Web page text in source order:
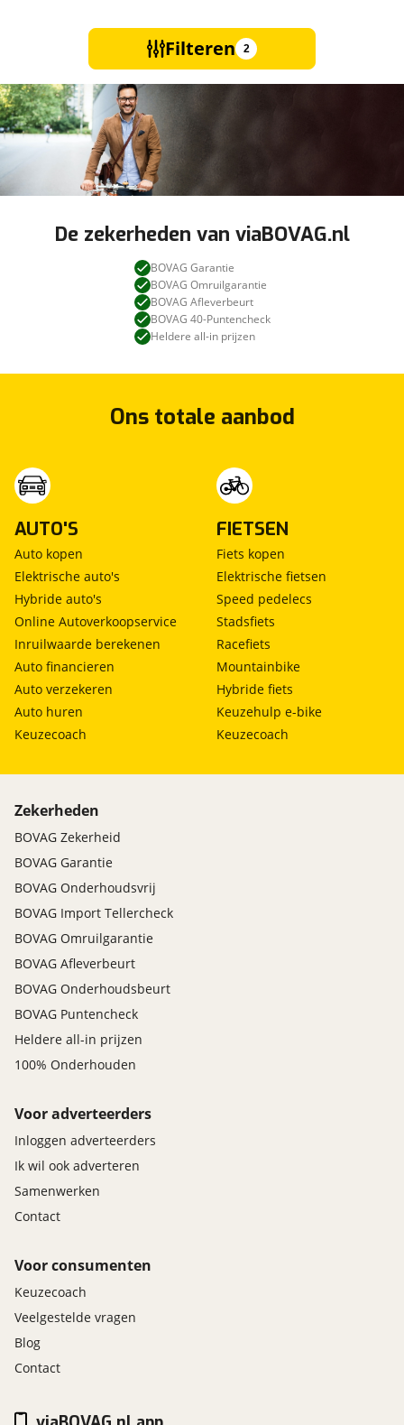
Filteren 2
De zekerheden van viaBOVAG.nl
BOVAG Garantie
BOVAG Omruilgarantie
BOVAG Afleverbeurt
BOVAG 40-Puntencheck
Heldere all-in prijzen
Ons totale aanbod
AUTO'S
Auto kopen
Elektrische auto's
Hybride auto's
Online Autoverkoopservice
Inruilwaarde berekenen
Auto financieren
Auto verzekeren
Auto huren
Keuzecoach
FIETSEN
Fiets kopen
Elektrische fietsen
Speed pedelecs
Stadsfiets
Racefiets
Mountainbike
Hybride fiets
Keuzehulp e-bike
Keuzecoach
Zekerheden
BOVAG Zekerheid
BOVAG Garantie
BOVAG Onderhoudsvrij
BOVAG Import Tellercheck
BOVAG Omruilgarantie
BOVAG Afleverbeurt
BOVAG Onderhoudsbeurt
BOVAG Puntencheck
Heldere all-in prijzen
100% Onderhouden
Voor adverteerders
Inloggen adverteerders
Ik wil ook adverteren
Samenwerken
Contact
Voor consumenten
Keuzecoach
Veelgestelde vragen
Blog
Contact